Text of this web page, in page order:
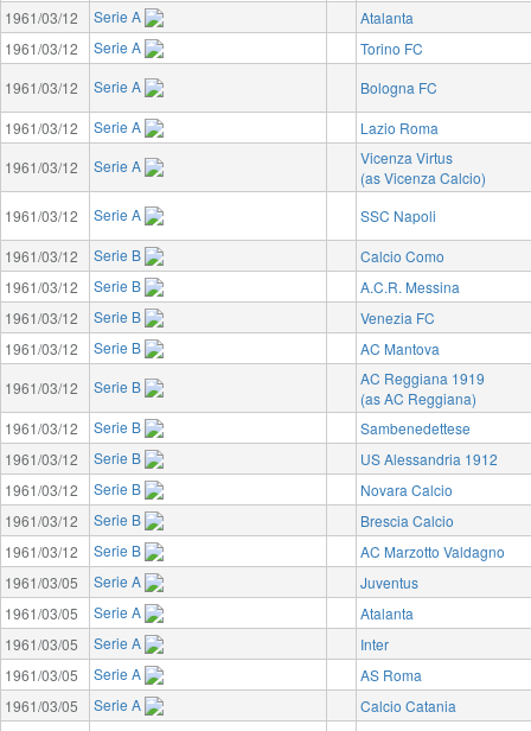
1961/03/12
Serie A
Atalanta
1961/03/12
Serie A
Torino FC
1961/03/12
Serie A
Bologna FC
1961/03/12
Serie A
Lazio Roma
1961/03/12
Serie A
Vicenza Virtus
(as Vicenza Calcio)
1961/03/12
Serie A
SSC Napoli
1961/03/12
Serie B
Calcio Como
1961/03/12
Serie B
A.C.R. Messina
1961/03/12
Serie B
Venezia FC
1961/03/12
Serie B
AC Mantova
1961/03/12
Serie B
AC Reggiana 1919
(as AC Reggiana)
1961/03/12
Serie B
Sambenedettese
1961/03/12
Serie B
US Alessandria 1912
1961/03/12
Serie B
Novara Calcio
1961/03/12
Serie B
Brescia Calcio
1961/03/12
Serie B
AC Marzotto Valdagno
1961/03/05
Serie A
Juventus
1961/03/05
Serie A
Atalanta
1961/03/05
Serie A
Inter
1961/03/05
Serie A
AS Roma
1961/03/05
Serie A
Calcio Catania